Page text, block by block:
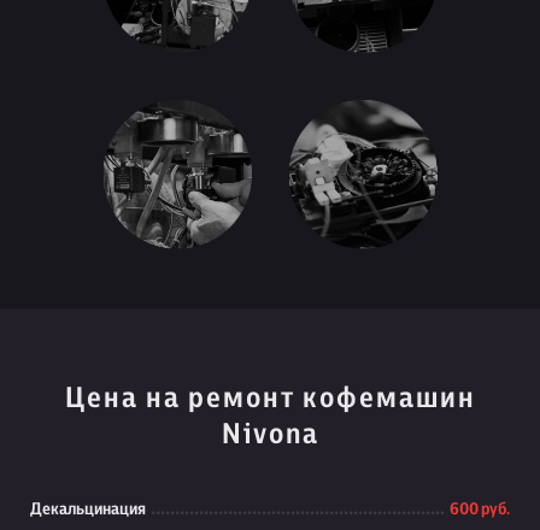
Цена на ремонт кофемашин
Nivona
Декальцинация 600 руб.